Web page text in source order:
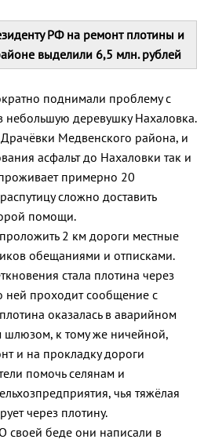
РФ на ремонт плотины и
выделили 6,5 млн. рублей
поднимали проблему с
деревушку Нахаловка.
Драчёвки Медвенского района, и
асфальт до Нахаловки так и
примерно 20
сложно доставить
помощи.
2 км дороги местные
обещаниями и отписками.
стала плотина через
проходит сообщение с
оказалась в аварийном
шлюзом, к тому же ничейной,
и на прокладку дороги
помочь селянам и
чья тяжёлая
через плотину.
своей беде они написали в